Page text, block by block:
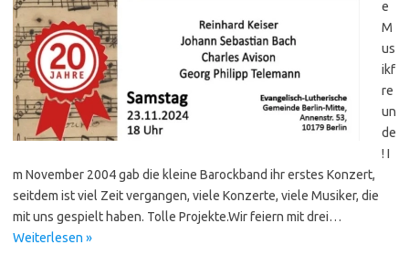
e
M
us
ikf
re
un
de
! I
m November 2004 gab die kleine Barockband ihr erstes Konzert,
seitdem ist viel Zeit vergangen, viele Konzerte, viele Musiker, die
mit uns gespielt haben. Tolle Projekte.Wir feiern mit drei…
Weiterlesen »